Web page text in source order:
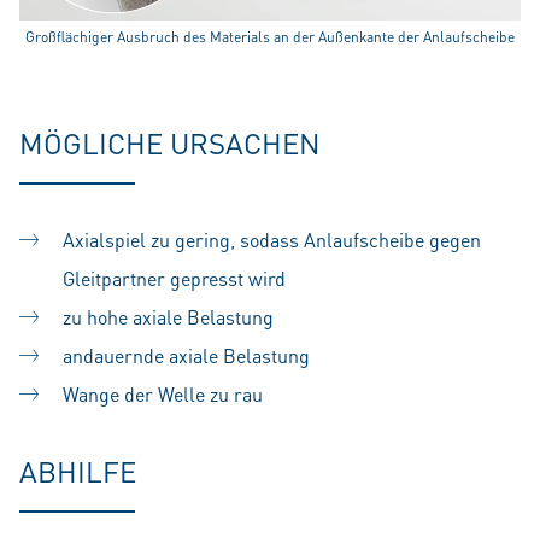
Großflächiger Ausbruch des Materials an der Außenkante der Anlaufscheibe
MÖGLICHE URSACHEN
Axialspiel zu gering, sodass Anlaufscheibe gegen
Gleitpartner gepresst wird
zu hohe axiale Belastung
andauernde axiale Belastung
Wange der Welle zu rau
ABHILFE